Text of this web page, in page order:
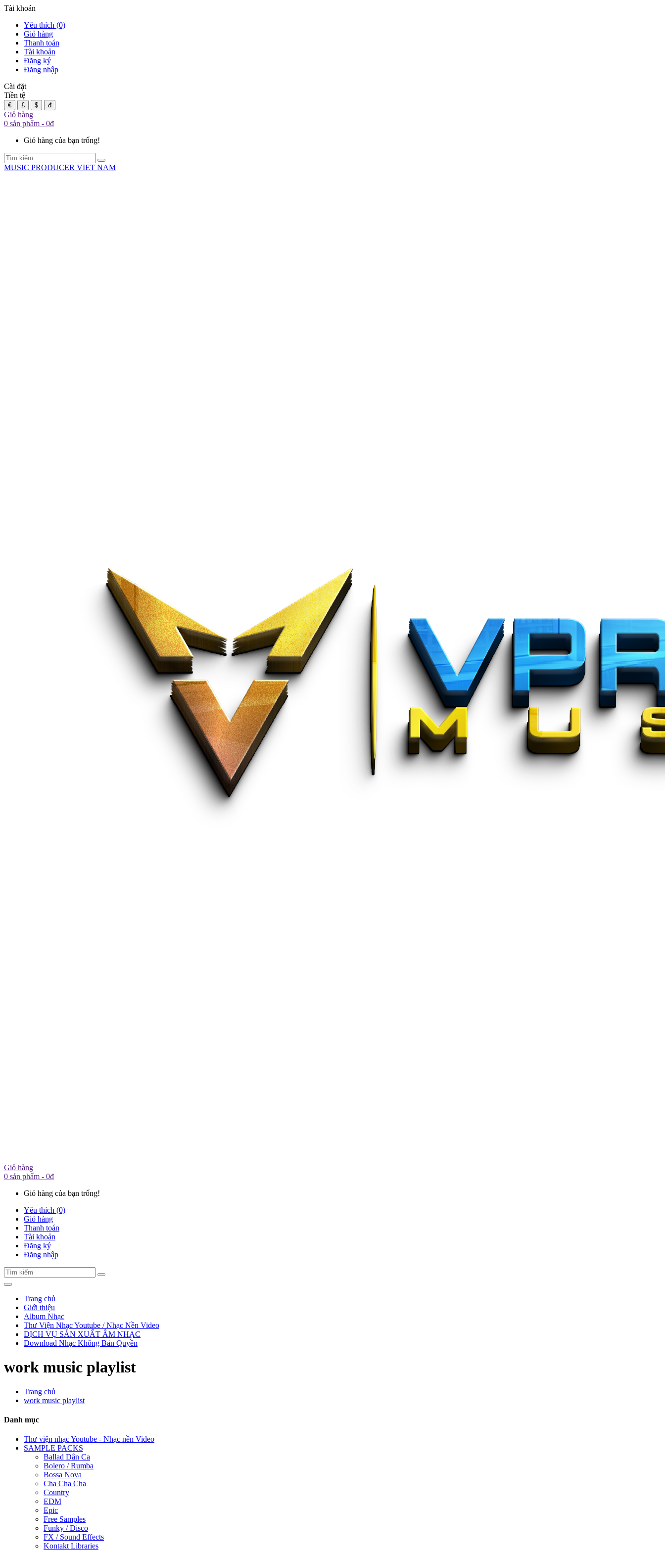
Tài khoản
Yêu thích (0)
Giỏ hàng
Thanh toán
Tài khoản
Đăng ký
Đăng nhập
Cài đặt
Tiền tệ
€ £ $ đ
Giỏ hàng
0 sản phẩm - 0đ
Giỏ hàng của bạn trống!
MUSIC PRODUCER VIET NAM
Giỏ hàng
0 sản phẩm - 0đ
Giỏ hàng của bạn trống!
Yêu thích (0)
Giỏ hàng
Thanh toán
Tài khoản
Đăng ký
Đăng nhập
Trang chủ
Giới thiệu
Album Nhạc
Thư Viện Nhạc Youtube / Nhạc Nền Video
DỊCH VỤ SẢN XUẤT ÂM NHẠC
Download Nhạc Không Bản Quyền
work music playlist
Trang chủ
work music playlist
Danh mục
Thư viện nhạc Youtube - Nhạc nền Video
SAMPLE PACKS
Ballad Dân Ca
Bolero / Rumba
Bossa Nova
Cha Cha Cha
Country
EDM
Epic
Free Samples
Funky / Disco
FX / Sound Effects
Kontakt Libraries